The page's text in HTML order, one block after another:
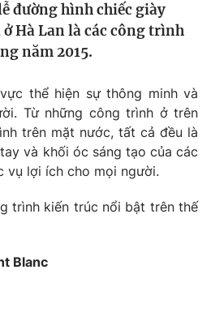
đường hình chiếc giày
Hà Lan là các công trình
năm 2015.
thể hiện sự thông minh và
Từ những công trình ở trên
trên mặt nước, tất cả đều là
và khối óc sáng tạo của các
vụ lợi ích cho mọi người.
trình kiến trúc nổi bật trên thế
Blanc